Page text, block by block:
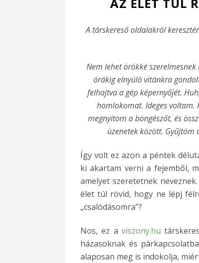
AZ ÉLET TÚL
A társkereső oldalakról
Nem lehet örökké
órákig elnyúló vitánkra
felhajtva a gép képernyőjét.
homlokomat. Ideges voltam.
megnyitom a böngészőt, és
üzenetek között. Gyűjtöm
Így volt ez azon a péntek
ki akartam verni a fejemből,
amelyet szeretetnek
élet túl rövid, hogy ne lépj
„csalódásomra”?
Nos, ez a viszony.hu
házasoknak és
alaposan meg is indokolja,